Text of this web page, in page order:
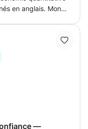
en anglais. Mon
autonome dans
—